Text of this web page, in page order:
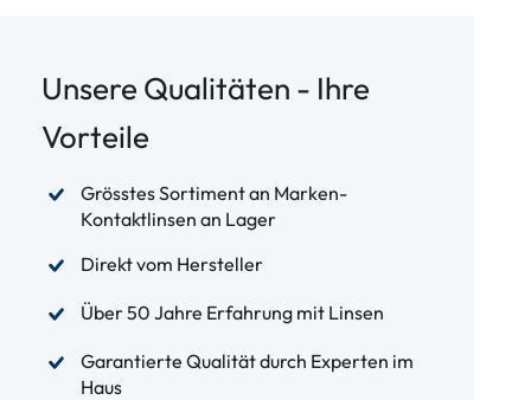
Unsere Qualitäten - Ihre
Vorteile
Grösstes Sortiment an Marken-
Kontaktlinsen an Lager
Direkt vom Hersteller
Über 50 Jahre Erfahrung mit Linsen
Garantierte Qualität durch Experten im
Haus